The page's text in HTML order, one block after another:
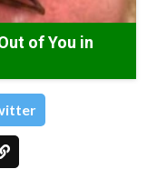
of You in